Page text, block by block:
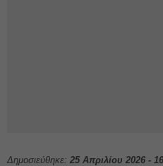
Δημοσιεύθηκε: 25 Απριλίου 2026 -